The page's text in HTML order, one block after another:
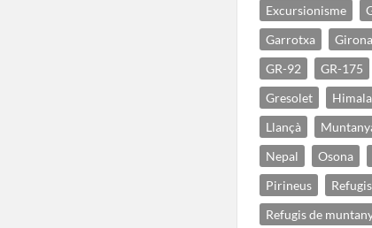
Excursionisme
Garrotxa
Girona
GR-92
GR-175
Gresolet
Llançà
Nepal
Osona
Pirineus
Refugis
Refugis de